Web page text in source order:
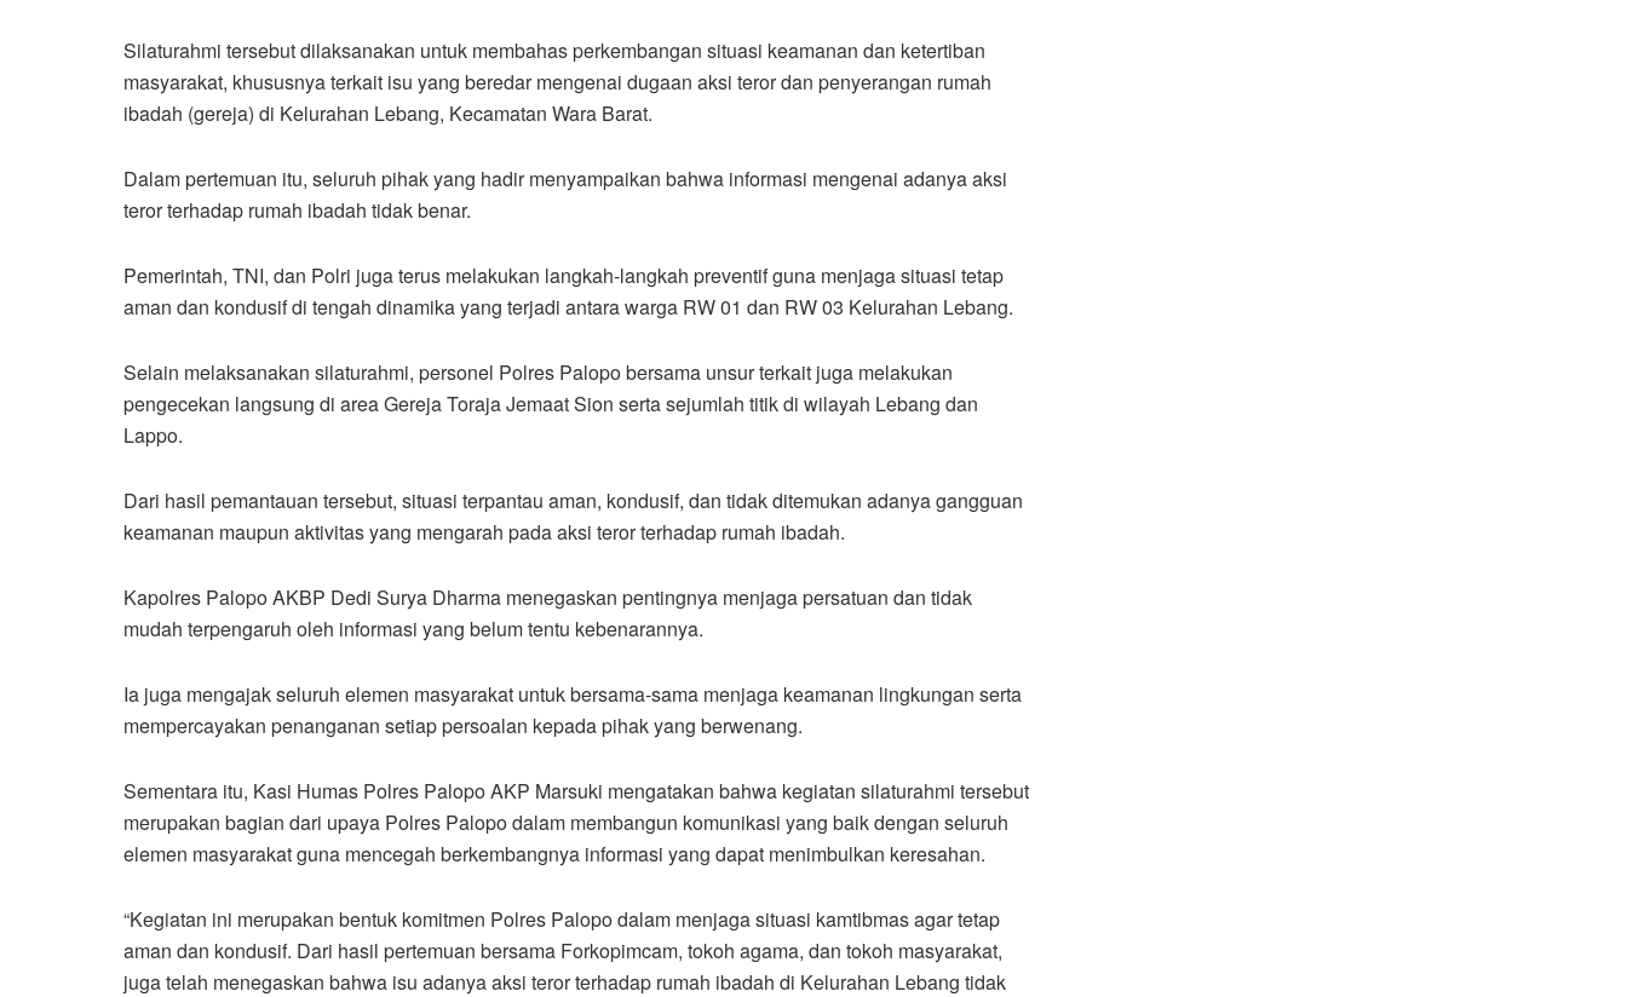
Silaturahmi tersebut dilaksanakan untuk membahas perkembangan situasi keamanan dan ketertiban
masyarakat, khususnya terkait isu yang beredar mengenai dugaan aksi teror dan penyerangan rumah
ibadah (gereja) di Kelurahan Lebang, Kecamatan Wara Barat.
Dalam pertemuan itu, seluruh pihak yang hadir menyampaikan bahwa informasi mengenai adanya aksi
teror terhadap rumah ibadah tidak benar.
Pemerintah, TNI, dan Polri juga terus melakukan langkah-langkah preventif guna menjaga situasi tetap
aman dan kondusif di tengah dinamika yang terjadi antara warga RW 01 dan RW 03 Kelurahan Lebang.
Selain melaksanakan silaturahmi, personel Polres Palopo bersama unsur terkait juga melakukan
pengecekan langsung di area Gereja Toraja Jemaat Sion serta sejumlah titik di wilayah Lebang dan
Lappo.
Dari hasil pemantauan tersebut, situasi terpantau aman, kondusif, dan tidak ditemukan adanya gangguan
keamanan maupun aktivitas yang mengarah pada aksi teror terhadap rumah ibadah.
Kapolres Palopo AKBP Dedi Surya Dharma menegaskan pentingnya menjaga persatuan dan tidak
mudah terpengaruh oleh informasi yang belum tentu kebenarannya.
Ia juga mengajak seluruh elemen masyarakat untuk bersama-sama menjaga keamanan lingkungan serta
mempercayakan penanganan setiap persoalan kepada pihak yang berwenang.
Sementara itu, Kasi Humas Polres Palopo AKP Marsuki mengatakan bahwa kegiatan silaturahmi tersebut
merupakan bagian dari upaya Polres Palopo dalam membangun komunikasi yang baik dengan seluruh
elemen masyarakat guna mencegah berkembangnya informasi yang dapat menimbulkan keresahan.
“Kegiatan ini merupakan bentuk komitmen Polres Palopo dalam menjaga situasi kamtibmas agar tetap
aman dan kondusif. Dari hasil pertemuan bersama Forkopimcam, tokoh agama, dan tokoh masyarakat,
juga telah menegaskan bahwa isu adanya aksi teror terhadap rumah ibadah di Kelurahan Lebang tidak